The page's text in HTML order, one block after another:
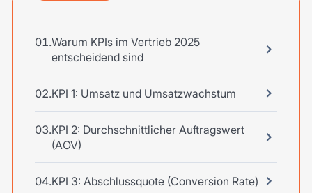
Warum KPIs im Vertrieb 2025
entscheidend sind
KPI 1: Umsatz und Umsatzwachstum
KPI 2: Durchschnittlicher Auftragswert
(AOV)
KPI 3: Abschlussquote (Conversion Rate)